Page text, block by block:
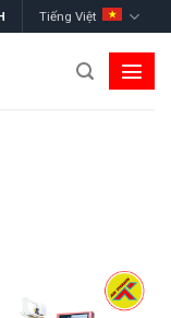
Tiếng Việt